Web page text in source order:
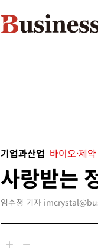
기업과산업 바이오·제약
사랑받는
임수정 기자